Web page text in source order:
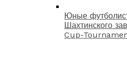
Юные
Шахтинского
Cup-